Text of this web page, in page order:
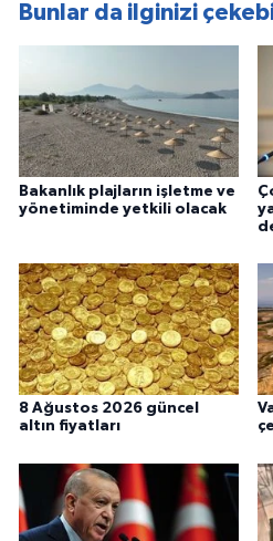
Bunlar da ilginizi
Bakanlık plajların işletme ve
yönetiminde yetkili olacak
8 Ağustos 2026 güncel
altın fiyatları